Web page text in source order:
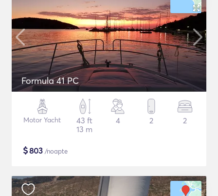
Formula 41 PC
Motor Yacht
43 ft
13 m
4 2 2
$803 /noapte